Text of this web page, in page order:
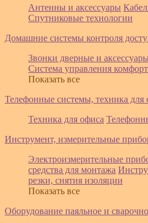
Антенны и аксессуары
Спутниковые технологии
Домашние системы контроля
Звонки дверные и аксессуары
Система управления
Показать все
Телефонные системы, техника для
Техника для офиса
Инструмент, измерительные
Электроизмерительные
средства для монтажа
резки, снятия изоляции
Показать все
Оборудование паяльное и